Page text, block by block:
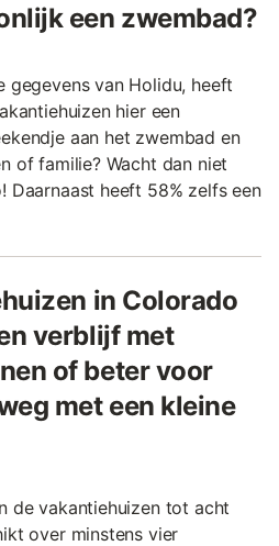
een zwembad?
gegevens van Holidu, heeft
hier een
aan het zwembad en
of familie? Wacht dan niet
Daarnaast heeft 58% zelfs een
in Colorado
verblijf met
of beter voor
met een kleine
de vakantiehuizen tot acht
over minstens vier